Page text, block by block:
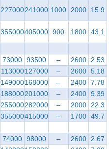
227000241000 1000 2000 15.9
355000405000 900 1800 43.1
73000 93500 – 2600 2.53
113000127000 – 2600 5.18
149000168000 – 2400 7.78
188000201000 – 2400 9.39
255000282000 – 2000 22.3
355000415000 – 1700 49.7
74000 98000 – 2600 2.67